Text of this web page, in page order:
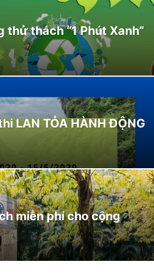
thử thách “1 Phút Xanh”
LAN TỎA HÀNH ĐỘNG
miễn phí cho cộng